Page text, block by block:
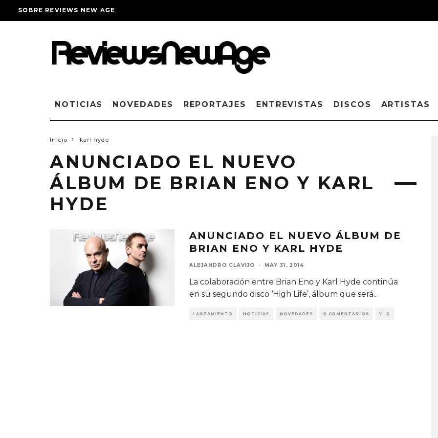
SOBRE REVIEWS NEW AGE
NOTICIAS NOVEDADES REPORTAJES ENTREVISTAS DISCOS ARTISTAS
Inicio karl hyde
ANUNCIADO EL NUEVO
ÁLBUM DE BRIAN ENO Y KARL
HYDE
ANUNCIADO EL NUEVO ÁLBUM DE
BRIAN ENO Y KARL HYDE
ALEJANDRO CLAVIJO · MAY 31, 2014
La colaboración entre Brian Eno y Karl Hyde continúa
en su segundo disco ‘High Life’, álbum que será...
LANZAMIENTO NOTICIAS NOVEDADES 0 COMENTARIOS 0